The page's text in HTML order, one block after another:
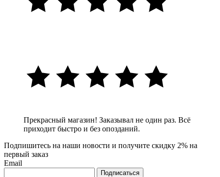
Прекрасный магазин! Заказывал не один раз. Всё
приходит быстро и без опозданий.
Подпишитесь на наши новости и получите скидку 2% на
первый заказ
Email
Подписаться